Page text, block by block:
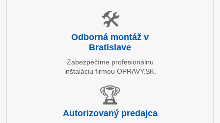
🛠️
Odborná montáž v
Bratislave
Zabezpečíme profesionálnu
inštaláciu firmou OPRAVY.SK.
🏆
Autorizovaný predajca